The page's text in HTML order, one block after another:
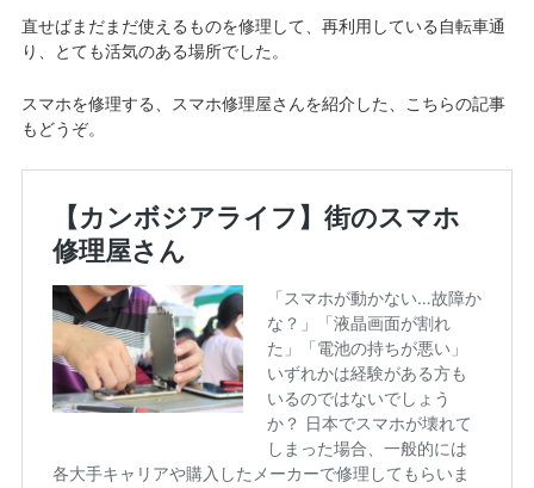
直せばまだまだ使えるものを修理して、再利用している自転車通
り、とても活気のある場所でした。
スマホを修理する、スマホ修理屋さんを紹介した、こちらの記事
もどうぞ。